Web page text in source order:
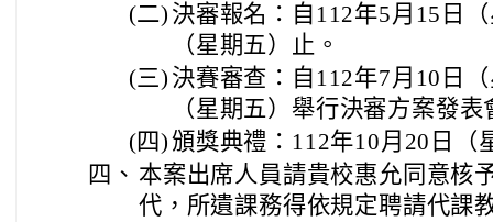
(二) 決審報名：自112年5月15日
（星期五）止。
(三) 決賽審查：自112年7月10日
（星期五）舉行決審方案發表
(四)頒獎典禮：112年10月20日（
四、 本案出席人員請貴校惠允同意核
代，所遺課務得依規定聘請代課